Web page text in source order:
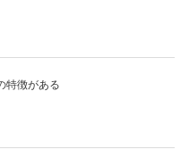
特徴がある